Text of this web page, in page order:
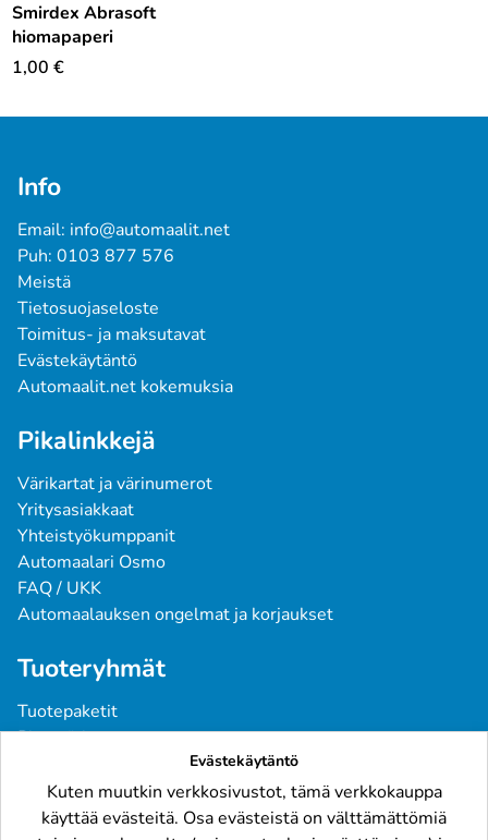
Smirdex Abrasoft
hiomapaperi
1,00 €
Info
Email: info@automaalit.net
Puh: 0103 877 576
Meistä
Tietosuojaseloste
Toimitus- ja maksutavat
Evästekäytäntö
Automaalit.net kokemuksia
Pikalinkkejä
Värikartat ja värinumerot
Yritysasiakkaat
Yhteistyökumppanit
Automaalari Osmo
FAQ / UKK
Automaalauksen ongelmat ja korjaukset
Tuoteryhmät
Tuotepaketit
Pintavärit
Pohjatuotteet
Tarvikkeet
Evästekäytäntö
Kuten muutkin verkkosivustot, tämä verkkokauppa
käyttää evästeitä. Osa evästeistä on välttämättömiä